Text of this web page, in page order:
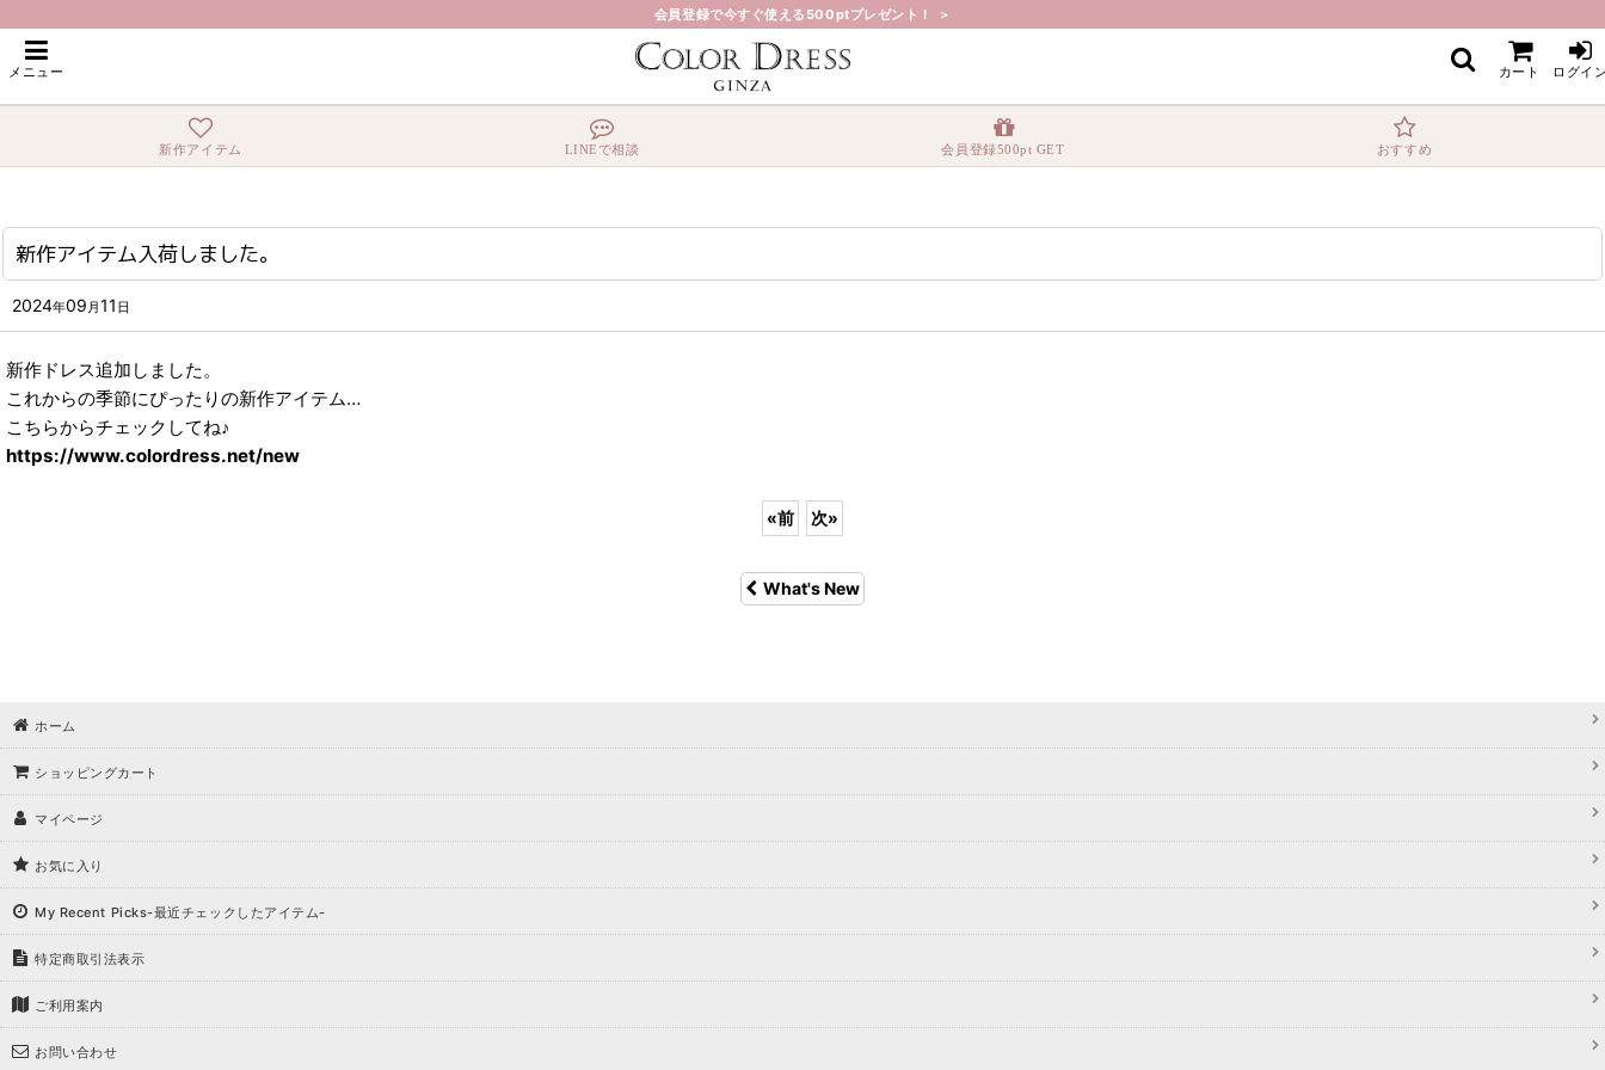
会員登録で今すぐ使える500ptプレゼント！ ＞
メニュー カート ログイ
新作アイテム LINEで相談 会員登録500pt GET おすすめ
ホーム > What's New > 新作アイテム入荷しました。
新作アイテム入荷しました。
2024年09 月11 日
新作ドレス追加しました。
これからの季節にぴったりの新作アイテム…
こちらからチェックしてね♪
https://www.colordress.net/new
«前 次»
What's New
ホーム
ショッピングカート
マイページ
お気に入り
My Recent Picks-最近チェックしたアイテム-
特定商取引法表示
ご利用案内
お問い合わせ